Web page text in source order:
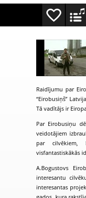
Raidījumu par
“Eirobusiņš”
Tā vadītājs ir
Par Eirobusiņu
veidotājiem
par cilvēkiem,
visfantastiskākās
A.Bogustovs
interesantu
interesantas